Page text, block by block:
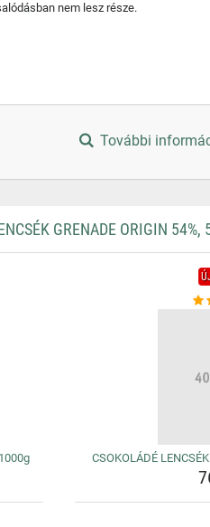
nem lesz része.
További
GRENADE ORIGIN 54%,
CSOKOLÁDÉ